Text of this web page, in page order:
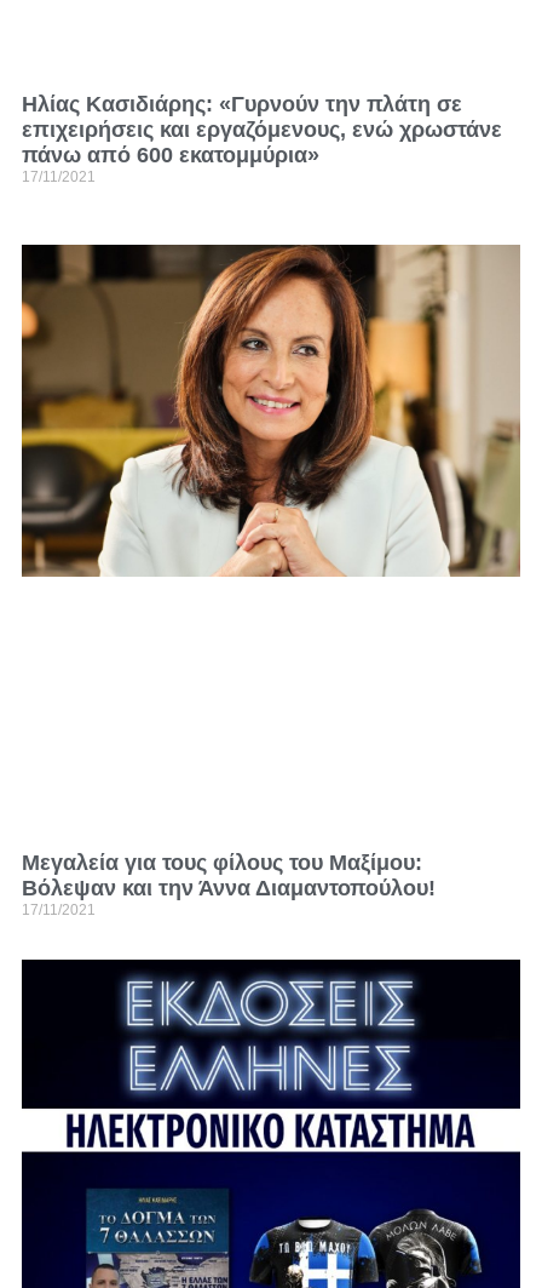
Ηλίας Κασιδιάρης: «Γυρνούν την πλάτη σε
επιχειρήσεις και εργαζόμενους, ενώ χρωστάνε
πάνω από 600 εκατομμύρια»
17/11/2021
Μεγαλεία για τους φίλους του Μαξίμου:
Βόλεψαν και την Άννα Διαμαντοπούλου!
17/11/2021